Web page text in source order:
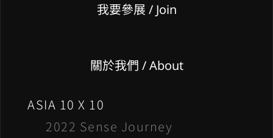
我要參展 / Join
關於我們 / About
ASIA 10 X 10
2022 Sense Journey